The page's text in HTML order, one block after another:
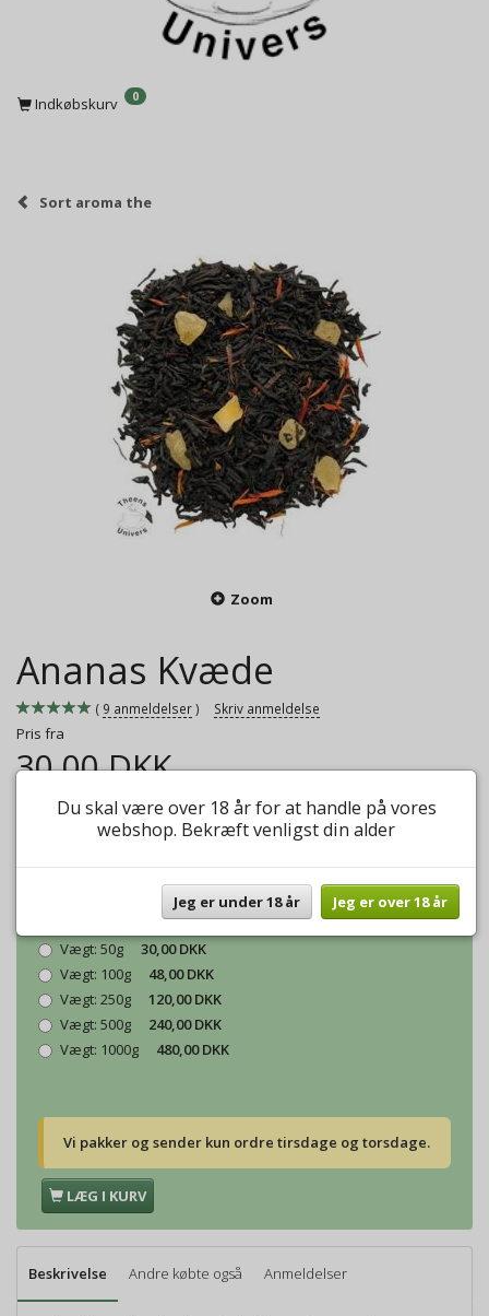
Indkøbskurv 0
Sort aroma the
Zoom
Ananas Kvæde
9 anmeldelser Skriv anmeldelse
Pris fra
30,00 DKK
Skøn frisk sort the med Ananas og Kvæde.
Ananas Kvæde
Vægt: 50g
30,00 DKK
Vægt: 100g
48,00 DKK
Vægt: 250g
120,00 DKK
Vægt: 500g
240,00 DKK
Vægt: 1000g 480,00 DKK
Vi pakker og sender kun ordre tirsdage og torsdage.
LÆG I KURV
Beskrivelse Andre købte også Anmeldelser
Du skal være over 18 år for at handle på vores
webshop. Bekræft venligst din alder
Jeg er under 18 år Jeg er over 18 år